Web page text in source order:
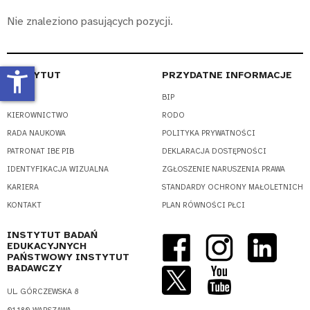
Nie znaleziono pasujących pozycji.
INSTYTUT
KIEROWNICTWO
RADA NAUKOWA
PATRONAT IBE PIB
IDENTYFIKACJA WIZUALNA
KARIERA
KONTAKT
PRZYDATNE INFORMACJE
BIP
RODO
POLITYKA PRYWATNOŚCI
DEKLARACJA DOSTĘPNOŚCI
ZGŁOSZENIE NARUSZENIA PRAWA
STANDARDY OCHRONY MAŁOLETNICH
PLAN RÓWNOŚCI PŁCI
INSTYTUT BADAŃ
EDUKACYJNYCH
PAŃSTWOWY INSTYTUT
BADAWCZY
UL. GÓRCZEWSKA 8
accessibility_new